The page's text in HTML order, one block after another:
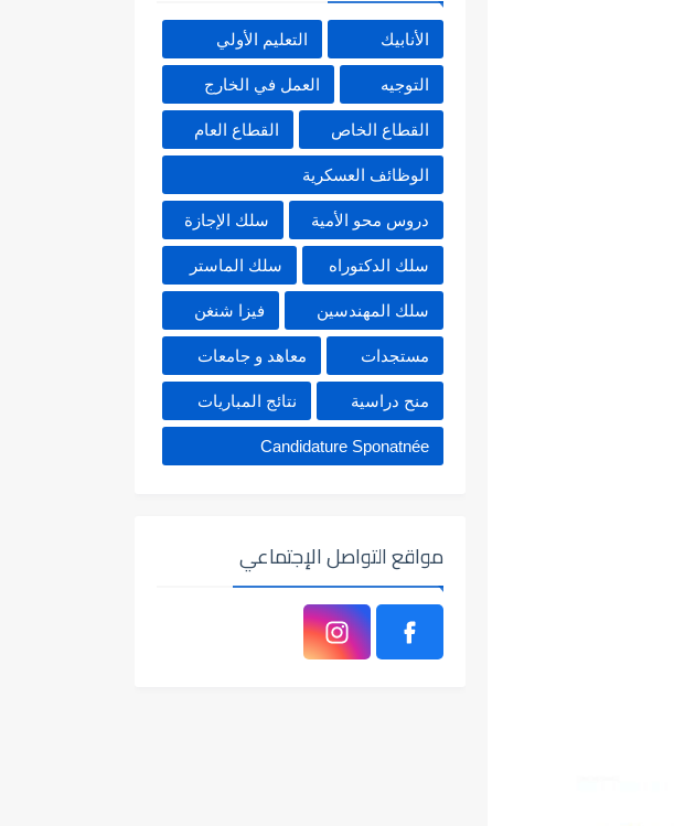
الأنابيك التعليم الأولي
التوجيه العمل في الخارج
القطاع الخاص القطاع العام
الوظائف العسكرية
دروس محو الأمية سلك الإجازة
سلك الدكتوراه سلك الماستر
سلك المهندسين فيزا شنغن
مستجدات معاهد و جامعات
منح دراسية نتائج المباريات
Candidature Sponatnée
مواقع التواصل الإجتماعي